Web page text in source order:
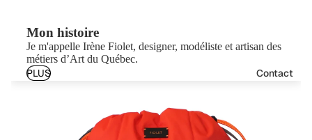
Contact
Mon histoire
Je m'appelle Irène Fiolet, designer, modéliste et artisan des
métiers d’Art du Québec.
PLUS